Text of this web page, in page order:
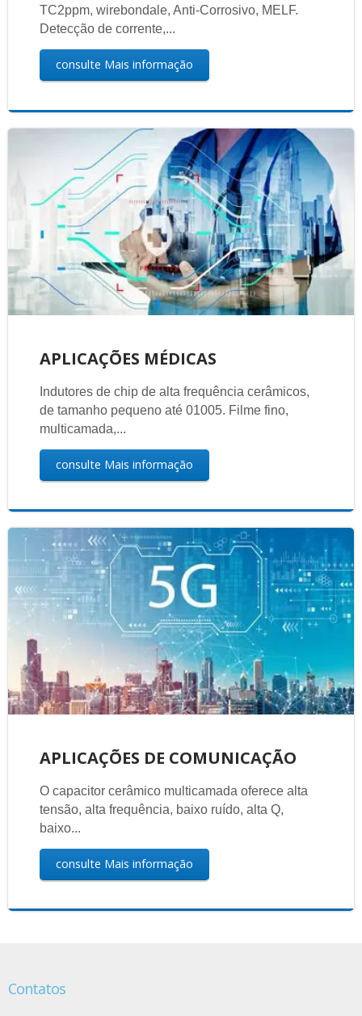
TC2ppm, wirebondale, Anti-Corrosivo, MELF.
Detecção de corrente,...
consulte Mais informação
APLICAÇÕES MÉDICAS
Indutores de chip de alta frequência cerâmicos,
de tamanho pequeno até 01005. Filme fino,
multicamada,...
consulte Mais informação
APLICAÇÕES DE COMUNICAÇÃO
O capacitor cerâmico multicamada oferece alta
tensão, alta frequência, baixo ruído, alta Q,
baixo...
consulte Mais informação
Contatos